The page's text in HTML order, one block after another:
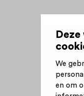
We
en om